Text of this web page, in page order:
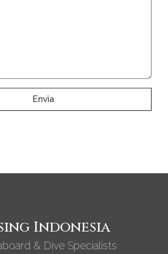
Envìa
Indonesia
& Dive Specialists